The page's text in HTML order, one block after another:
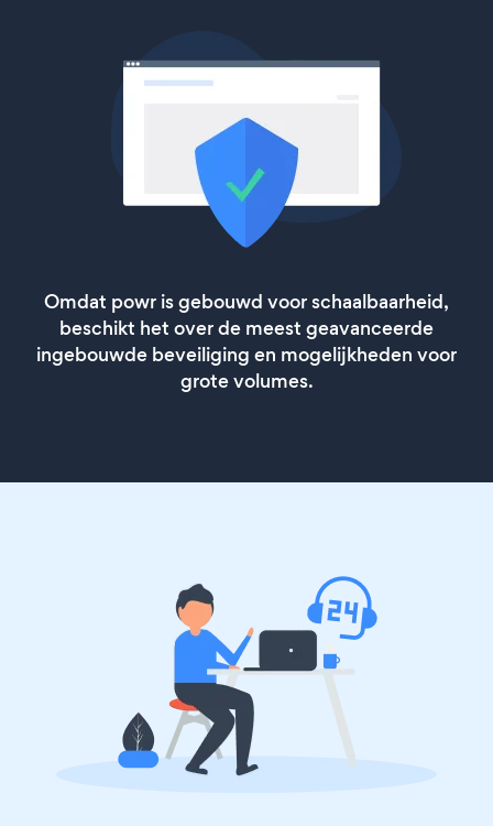
Omdat powr is gebouwd voor schaalbaarheid,
beschikt het over de meest geavanceerde
ingebouwde beveiliging en mogelijkheden voor
grote volumes.